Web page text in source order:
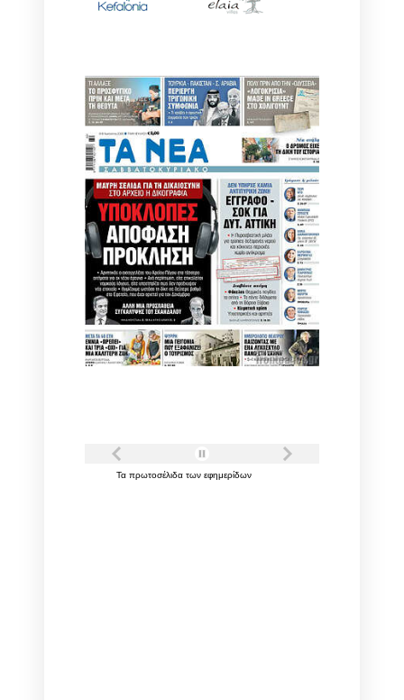
Τα πρωτοσέλιδα των εφημερίδων